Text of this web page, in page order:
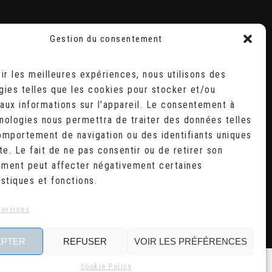
Gestion du consentement
les meilleures expériences, nous utilisons des
telles que les cookies pour stocker et/ou
informations sur l'appareil. Le consentement à
nous permettra de traiter des données telles
de navigation ou des identifiants uniques
Le fait de ne pas consentir ou de retirer son
peut affecter négativement certaines
et fonctions.
REFUSER VOIR LES PRÉFÉRENCES
Cookie Policy
2
RECHERCHER
for: